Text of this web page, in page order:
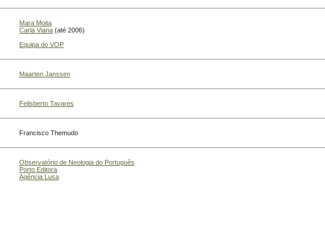
Mara Moita
Carla Viana (até 2006)
Equipa do VOP
Maarten Janssen
Felisberto Tavares
Francisco Themudo
Observatório de Neologia do Português
Porto Editora
Agência Lusa